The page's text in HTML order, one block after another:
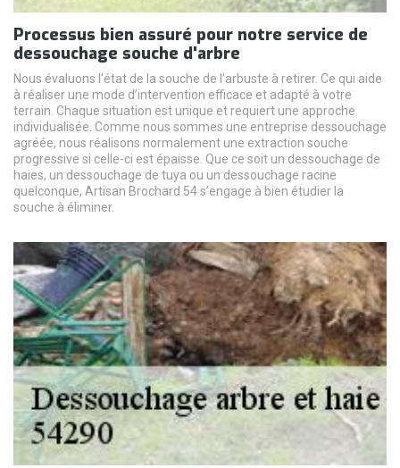
Processus bien assuré pour notre service de
dessouchage souche d'arbre
Nous évaluons l’état de la souche de l’arbuste à retirer. Ce qui aide
à réaliser une mode d’intervention efficace et adapté à votre
terrain. Chaque situation est unique et requiert une approche
individualisée. Comme nous sommes une entreprise dessouchage
agréée, nous réalisons normalement une extraction souche
progressive si celle-ci est épaisse. Que ce soit un dessouchage de
haies, un dessouchage de tuya ou un dessouchage racine
quelconque, Artisan Brochard 54 s’engage à bien étudier la
souche à éliminer.